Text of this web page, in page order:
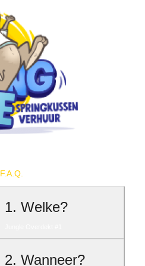
F.A.Q.
1. Welke?
2. Wanneer?